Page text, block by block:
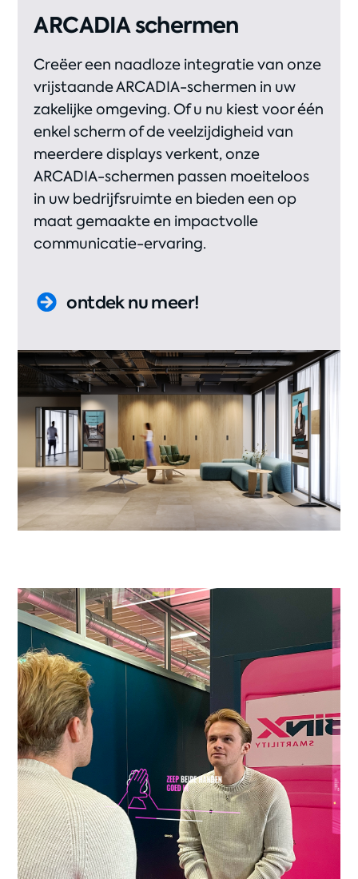
ARCADIA schermen
Creëer een naadloze integratie van onze
vrijstaande ARCADIA-schermen in uw
zakelijke omgeving. Of u nu kiest voor één
enkel scherm of de veelzijdigheid van
meerdere displays verkent, onze
ARCADIA-schermen passen moeiteloos
in uw bedrijfsruimte en bieden een op
maat gemaakte en impactvolle
communicatie-ervaring.
ontdek nu meer!